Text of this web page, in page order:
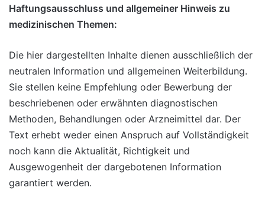
Haftungsausschluss und allgemeiner Hinweis zu
medizinischen Themen:
Die hier dargestellten Inhalte dienen ausschließlich der
neutralen Information und allgemeinen Weiterbildung.
Sie stellen keine Empfehlung oder Bewerbung der
beschriebenen oder erwähnten diagnostischen
Methoden, Behandlungen oder Arzneimittel dar. Der
Text erhebt weder einen Anspruch auf Vollständigkeit
noch kann die Aktualität, Richtigkeit und
Ausgewogenheit der dargebotenen Information
garantiert werden.